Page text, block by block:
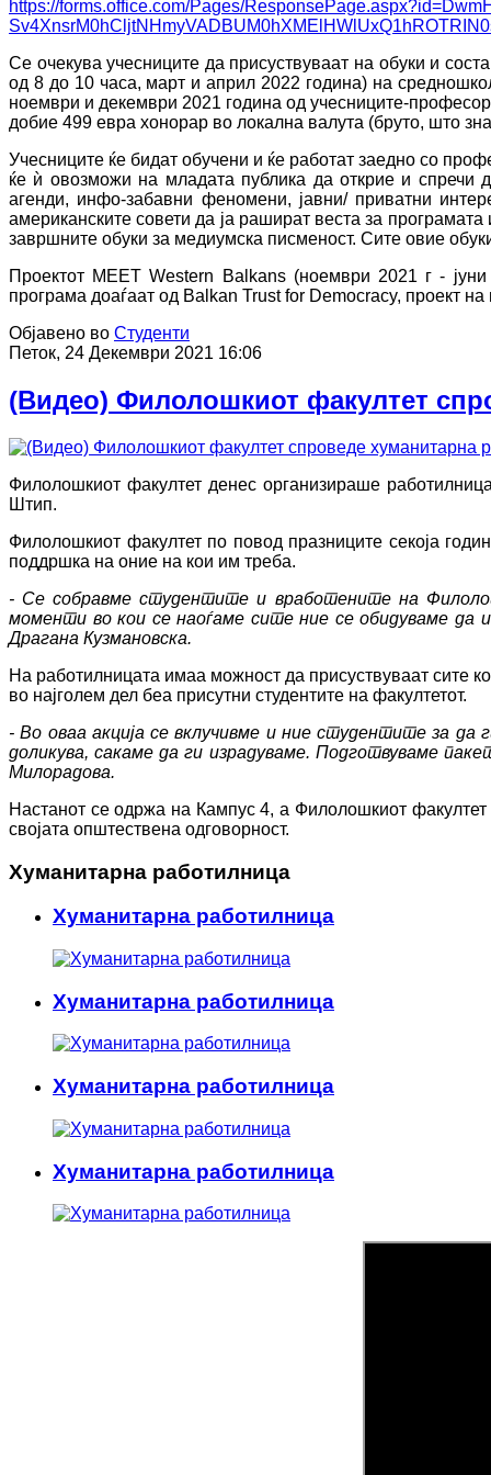
https://forms.office.com/Pages/
Се очекува учесниците да присуствуваат на обуки и
од 8 до 10 часа, март и април 2022 година) на
ноември и декември 2021 година од учесниците-
добие 499 евра хонорар во локална валута (бруто, што
Учесниците ќе бидат обучени и ќе работат заедно со
ќе ѝ овозможи на младата публика да открие и
агенди, инфо-забавни феномени, јавни/ приватни
американските совети да ја рашират веста за
завршните обуки за медиумска писменост. Сите овие
Проектот MEET Western Balkans (ноември 2021 г -
програма доаѓаат од Balkan Trust for Democracy, проект
Објавено во Студенти
Петок, 24 Декември 2021 16:06
(Видео) Филолошкиот факултет
Филолошкиот факултет денес организираше
Штип.
Филолошкиот факултет по повод празниците секоја
поддршка на оние на кои им треба.
- Се собравме студентите и вработените на
моменти во кои се наоѓаме сите ние се обидуваме
Драгана Кузмановска.
На работилницата имаа можност да присуствуваат сите
во најголем дел беа присутни студентите на факултетот.
- Во оваа акција се вклучивме и ние студентите за
доликува, сакаме да ги израдуваме. Подготвуваме
Милорадова.
Настанот се одржа на Кампус 4, а Филолошкиот факултет
својата општествена одговорност.
Хуманитарна работилница
Хуманитарна работилница
Хуманитарна работилница
Хуманитарна работилница
Хуманитарна работилница